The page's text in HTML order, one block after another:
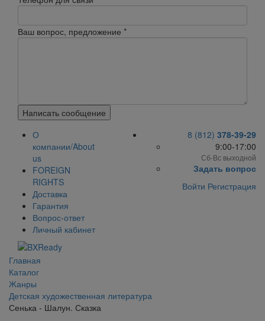
Ваш вопрос, предложение *
Написать сообщение
О
компании/About
us
FOREIGN
RIGHTS
Доставка
Гарантия
Вопрос-ответ
Личный кабинет
8 (812) 378-39-29
9:00-17:00
Сб-Вс выходной
Задать вопрос
Войти Регистрация
Главная
Каталог
Жанры
Детская художественная литература
Сенька - Шалун. Сказка